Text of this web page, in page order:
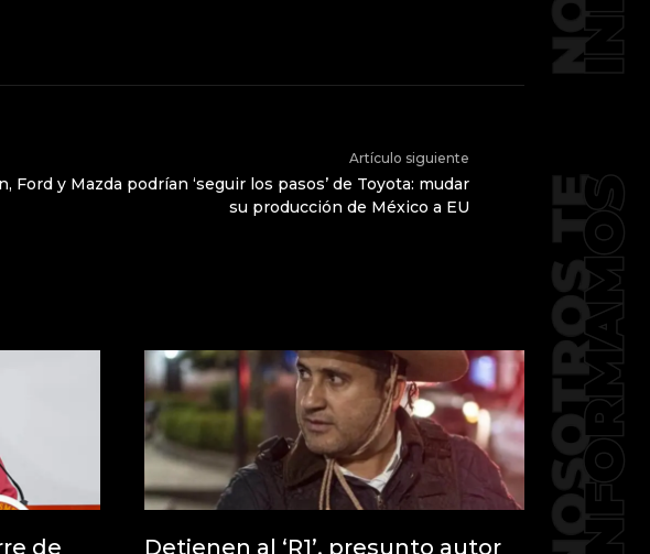
Artículo siguiente
Ford y Mazda podrían ‘seguir los pasos’ de Toyota: mudar
su producción de México a EU
de Detienen al ‘R1’, presunto autor